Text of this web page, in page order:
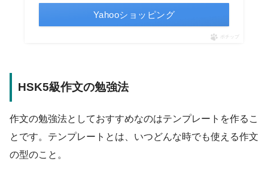
Yahooショッピング
ポチップ
HSK5級作文の勉強法
作文の勉強法としておすすめなのはテンプレートを作るこ
とです。テンプレートとは、いつどんな時でも使える作文
の型のこと。